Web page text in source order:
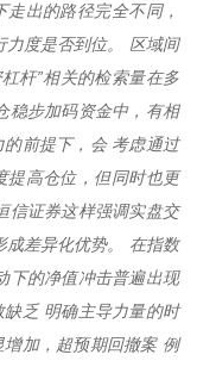
出的路径完全不同，
力度是否到位。 区域间
杆”相关的检索量在多
稳步加码资金中，有相
前提下，会 考虑通过
提高仓位，但同时也更
信证券这样强调实盘交
成差异化优势。 在指数
下的净值冲击普遍出现
乏 明确主导力量的时
加，超预期回撤案 例